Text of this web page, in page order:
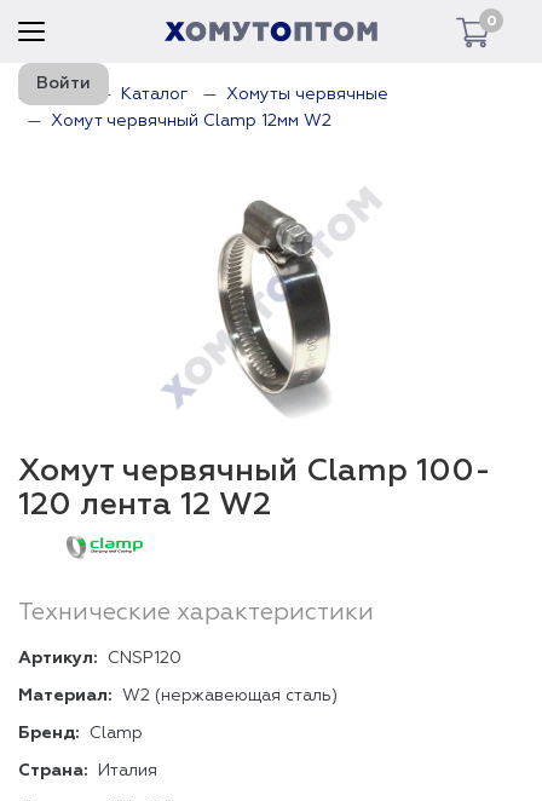
0
Войти
Главная Каталог
Хомуты червячные
Хомут червячный Clamp 12мм W2
Хомут червячный Clamp 100-
120 лента 12 W2
Технические характеристики
Артикул: CNSP120
Материал: W2 (нержавеющая сталь)
Бренд: Clamp
Страна: Италия